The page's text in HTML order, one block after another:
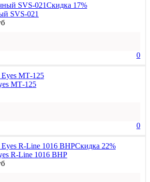
Скидка 17%
SVS-021
0
МТ-125
0
Скидка 22%
R-Line 1016 BHP